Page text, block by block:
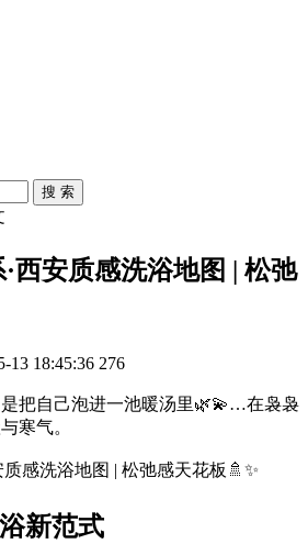
搜 索
安质感洗浴地图 | 松弛
13 18:45:36 276
把自己泡进一池暖汤里🌿💫…在袅袅
寒气。
新范式